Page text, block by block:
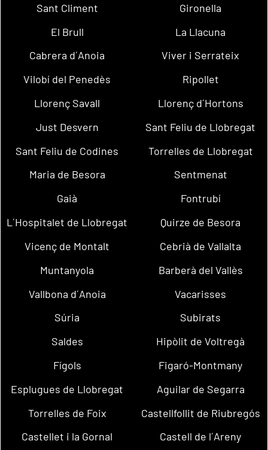
Sant Climent
Gironella
El Brull
La Llacuna
Cabrera d´Anoia
Viver i Serrateix
Vilobí del Penedès
Ripollet
Llorenç Savall
Llorenç d´Hortons
Just Desvern
Sant Feliu de Llobregat
Sant Feliu de Codines
Torrelles de Llobregat
Maria de Besora
Sentmenat
Gaià
Fontrubí
L´Hospitalet de Llobregat
Quirze de Besora
Vicenç de Montalt
Cebrià de Vallalta
Muntanyola
Barberà del Vallès
Vallbona d´Anoia
Vacarisses
Súria
Subirats
Saldes
Hipòlit de Voltregà
Fígols
Figaró-Montmany
Esplugues de Llobregat
Aguilar de Segarra
Torrelles de Foix
Castellfollit de Riubregós
Castellet i la Gornal
Castell de l´Areny